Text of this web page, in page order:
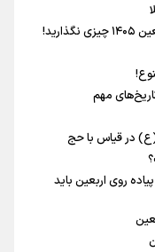
مجازی
شهید: از تضاد به
روی اربعین
تا شهرهای زیارتی
در قیاس با حج
۱۴۰۵ قبل از سفر پیاده روی اربعین باید